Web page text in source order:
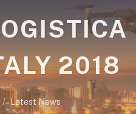
2018
Latest News